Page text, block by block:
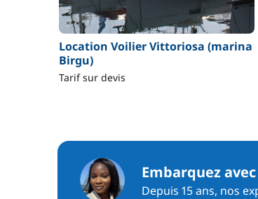
Location Voilier Vittoriosa (marina
Birgu)
Tarif sur devis
Embarquez
Depuis 15 ans, nos